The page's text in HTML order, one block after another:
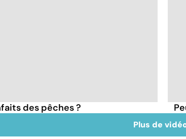
des pêches ?
Plus de